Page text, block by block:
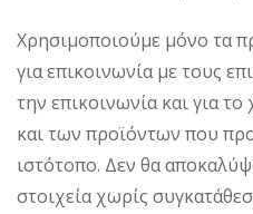
Χρησιμοποιούμε μόνο τα
για επικοινωνία με τους
την επικοινωνία και για
και των προϊόντων που
ιστότοπο. Δεν θα
στοιχεία χωρίς